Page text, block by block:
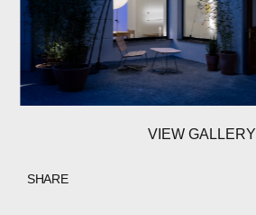
VIEW GALLERY
SHARE